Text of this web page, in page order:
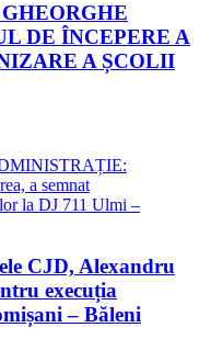
DE ÎNCEPERE A
A ȘCOLII
CJD, Alexandru
execuția
– Băleni